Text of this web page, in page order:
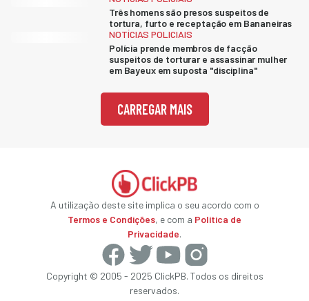
Três homens são presos suspeitos de
tortura, furto e receptação em Bananeiras
NOTÍCIAS POLICIAIS
Polícia prende membros de facção
suspeitos de torturar e assassinar mulher
em Bayeux em suposta "disciplina"
CARREGAR MAIS
A utilização deste site implica o seu acordo com o
Termos e Condições, e com a Política de
Privacidade.
Copyright © 2005 - 2025 ClickPB. Todos os direitos
reservados.